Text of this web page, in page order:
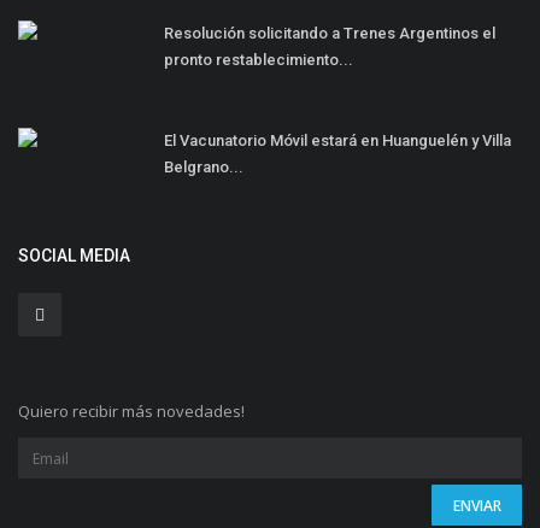
Resolución solicitando a Trenes Argentinos el
pronto restablecimiento...
El Vacunatorio Móvil estará en Huanguelén y Villa
Belgrano...
SOCIAL MEDIA
Quiero recibir más novedades!